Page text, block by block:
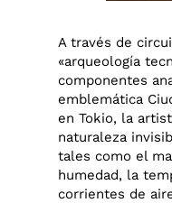
A través de
«arqueología
componentes
emblemática
en Tokio, la
naturaleza
tales como el
humedad, la
corrientes de